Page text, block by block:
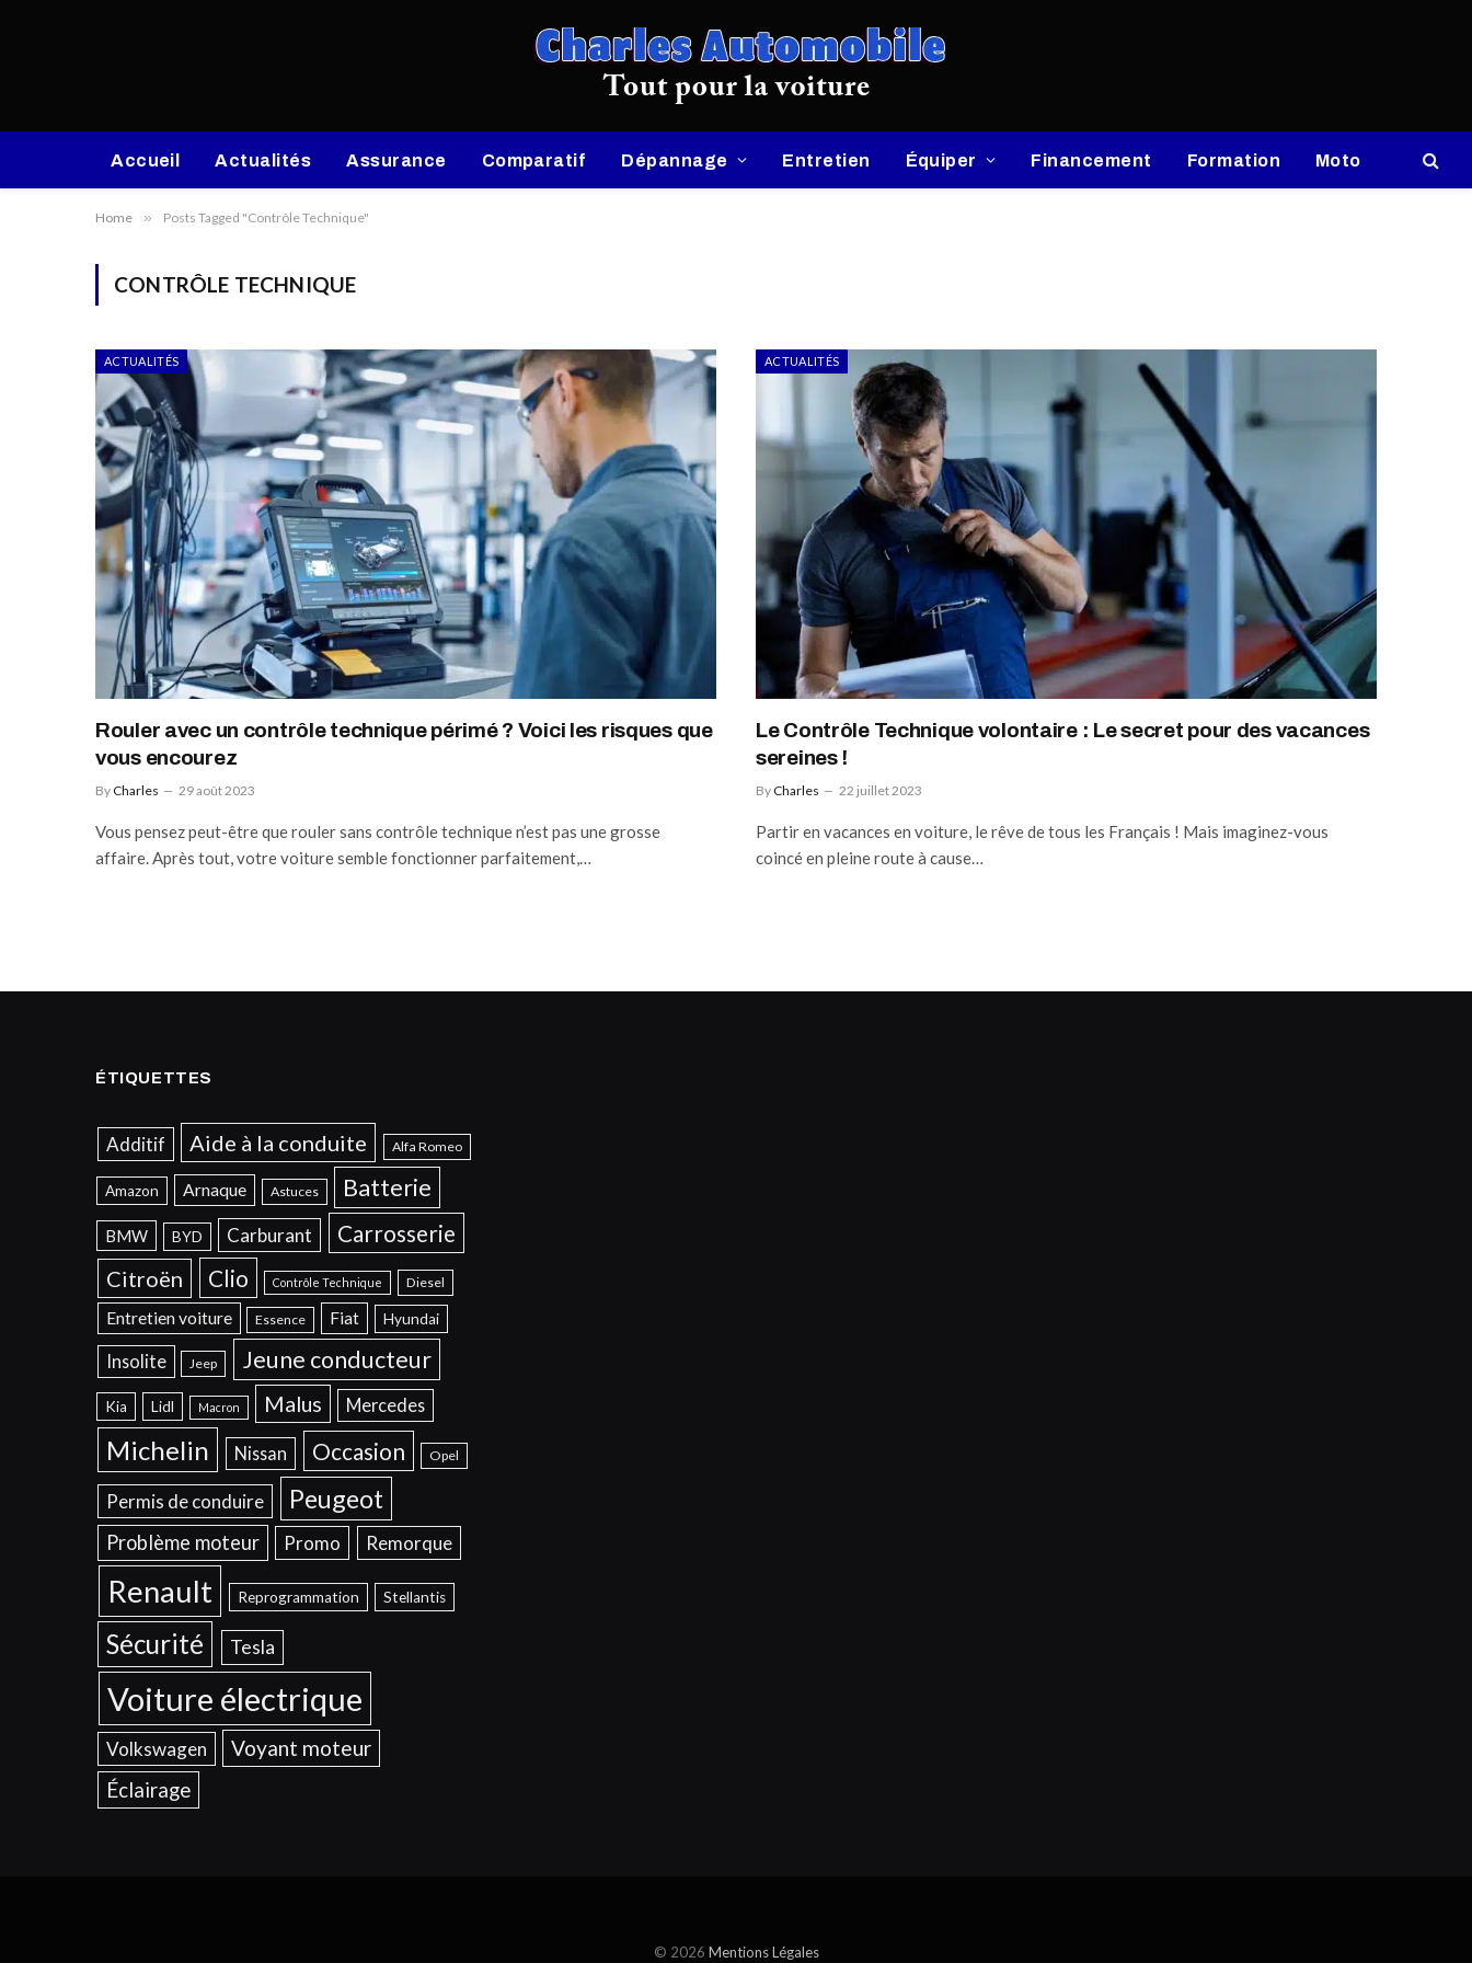
Accueil Actualités Assurance Comparatif Dépannage Entretien Équiper Financement Formation Moto
Home » Posts Tagged "Contrôle Technique"
CONTRÔLE TECHNIQUE
ACTUALITÉS
Rouler avec un contrôle technique périmé ? Voici les risques que
vous encourez
By Charles 29 août 2023
Vous pensez peut-être que rouler sans contrôle technique n’est pas une grosse
affaire. Après tout, votre voiture semble fonctionner parfaitement,…
ACTUALITÉS
Le Contrôle Technique volontaire : Le secret pour des vacances
sereines !
By Charles 22 juillet 2023
Partir en vacances en voiture, le rêve de tous les Français ! Mais imaginez-vous
coincé en pleine route à cause…
ÉTIQUETTES
Additif Aide à la conduite Alfa Romeo
Amazon Arnaque Astuces Batterie
BMW BYD Carburant Carrosserie
Citroën Clio Contrôle Technique Diesel
Entretien voiture Essence Fiat Hyundai
Insolite Jeep Jeune conducteur
Kia Lidl Macron Malus Mercedes
Michelin Nissan Occasion Opel
Permis de conduire Peugeot
Problème moteur Promo Remorque
Renault Reprogrammation Stellantis
Sécurité Tesla
Voiture électrique
Volkswagen
Voyant moteur
Éclairage
© 2026 Mentions Légales